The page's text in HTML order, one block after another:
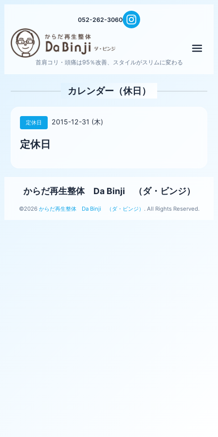
052-262-3060
首肩コリ・頭痛は95％改善、スタイルがスリムに変わる
カレンダー（休日）
定休日 2015-12-31 (木)
定休日
からだ再生整体 Da Binji （ダ・ビンジ）
©2026 からだ再生整体 Da Binji （ダ・ビンジ） . All Rights Reserved.